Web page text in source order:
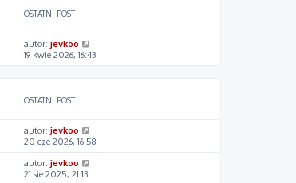
OSTATNI POST
autor: jevkoo
19 kwie 2026, 16:43
OSTATNI POST
autor: jevkoo
20 cze 2026, 16:58
autor: jevkoo
21 sie 2025, 21:13